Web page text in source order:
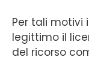
Per tali motivi
legittimo il
del ricorso